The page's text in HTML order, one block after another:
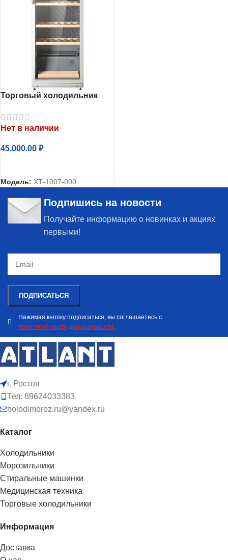
Торговый холодильник
ХТ-1007-000
Нет в наличии
45,000.00 ₽
Модель: ХТ-1007-000
Подпишись на новости
Получайте информацию о новинках и акциях
первыми!
Нажимая кнопку подписаться, вы соглашаетесь с
политикой конфиденциальности.
г. Ростов
Тел: 89624033383
holodimoroz.ru@yandex.ru
Каталог
Холодильники
Морозильники
Стиральные машинки
Медицинская техника
Торговые холодильники
Информация
Доставка